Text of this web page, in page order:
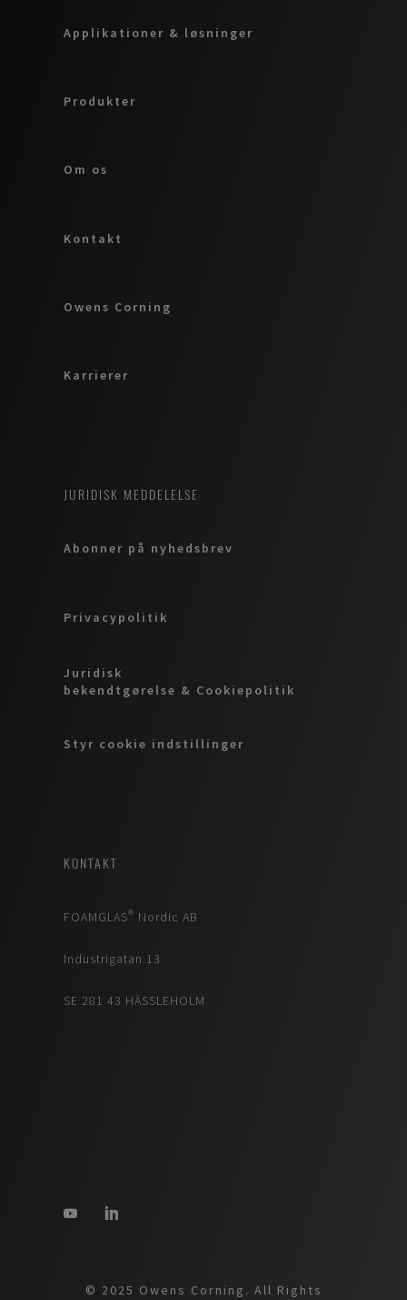
Applikationer & løsninger
Produkter
Om os
Kontakt
Owens Corning
Karrierer
JURIDISK MEDDELELSE
Abonner på nyhedsbrev
Privacypolitik
Juridisk
bekendtgørelse & Cookiepolitik
Styr cookie indstillinger
KONTAKT
FOAMGLAS® Nordic AB
Industrigatan 13
SE 281 43 HÄSSLEHOLM
© 2025 Owens Corning. All Rights